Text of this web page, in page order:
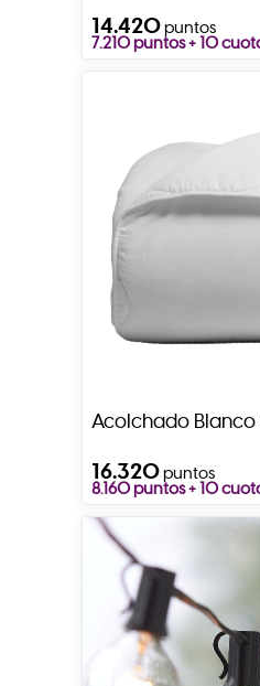
14.420puntos
7.210 puntos + 10
Acolchado Blanco
16.320puntos
8.160 puntos + 10